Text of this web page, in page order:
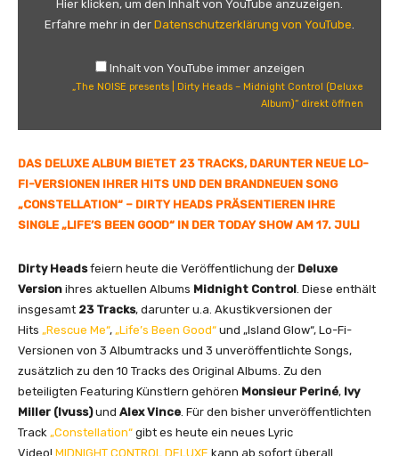
s
e
t
|
D
i
r
t
y
H
e
a
d
Hier klicken, um den Inhalt von YouTube anzuzeigen.
Erfahre mehr in der Datenschutzerklärung von YouTube
Inhalt von YouTube immer anzeigen
„The NOISE presents | Dirty Heads – Midnight Control (Deluxe
Album)“ direkt öffnen
DAS DELUXE ALBUM BIETET 23 TRACKS, DARUNTER NEUE LO-
FI-VERSIONEN IHRER HITS UND DEN BRANDNEUEN SONG
„CONSTELLATION“ – DIRTY HEADS PRÄSENTIEREN IHRE
SINGLE „LIFE’S BEEN GOOD“ IN DER TODAY SHOW AM 17. JULI
Dirty Headsfeiern heute die Veröffentlichung der Deluxe
Version ihres aktuellen Albums Midnight Control . Diese enthält
insgesamt 23 Tracks, darunter u.a. Akustikversionen der
Hits „Rescue Me“, „Life’s Been Good“ und „Island Glow“, Lo-Fi-
Versionen von 3 Albumtracks und 3 unveröffentlichte Songs,
zusätzlich zu den 10 Tracks des Original Albums. Zu den
beteiligten Featuring Künstlern gehören Monsieur Periné, Ivy
Miller (Ivuss)und Alex Vince . Für den bisher unveröffentlichten
Track „Constellation“ gibt es heute ein neues Lyric
Video! MIDNIGHT CONTROL DELUXE kann ab sofort überall